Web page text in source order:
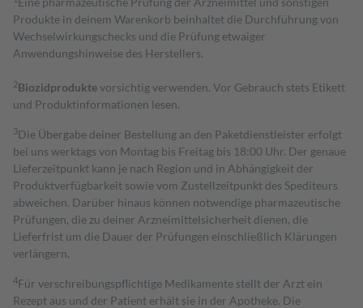
Produkte in deinem Warenkorb beinhaltet die Durchführung von
Wechselwirkungschecks und die Prüfung etwaiger
Anwendungshinweise des Herstellers.
2Biozidproduktevorsichtig verwenden. Vor Gebrauch stets Etikett
und Produktinformationen lesen.
3Die Übergabe deiner Bestellung an den Paketdienstleister erfolgt
bei uns werktags von Montag bis Freitag bis 18:00 Uhr. Der genaue
Lieferzeitpunkt kann je nach Region und in Abhängigkeit der
Produktverfügbarkeit sowie vom Zustellzeitpunkt des Spediteurs
abweichen. Darüber hinaus können notwendige pharmazeutische
Prüfungen, die zu deiner Arzneimittelsicherheit dienen, die
Lieferfrist um die Dauer der Prüfungen einschließlich Klärungen
verlängern.
4Für verschreibungspflichtige Medikamente stellt der Arzt ein
Rezept aus und der Patient erhält sie in der Apotheke. Die